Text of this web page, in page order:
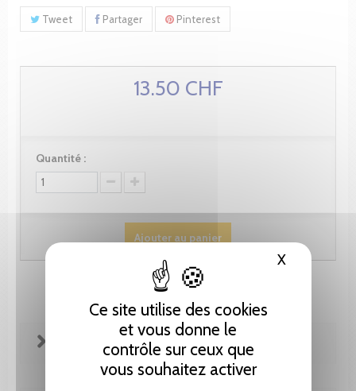
Ce site utilise des cookies
et vous donne le
contrôle sur ceux que
vous souhaitez activer
XMasquer
Tweet Partager Pinterest
13.50 CHF
Quantité :
Ajouter au panier
FICHE TECHNIQUE